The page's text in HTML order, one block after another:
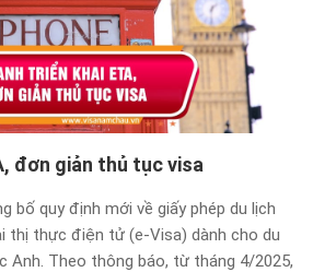
đơn giản thủ tục visa
bố quy định mới về giấy phép du lịch
thị thực điện tử (e-Visa) dành cho du
Anh. Theo thông báo, từ tháng 4/2025,